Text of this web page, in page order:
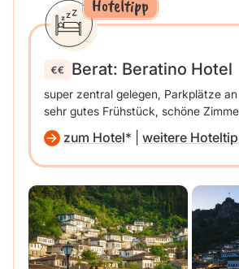
Hoteltipp
Berat: Beratino Hotel
super zentral gelegen, Parkplätze
sehr gutes Frühstück, schöne
zum Hotel weitere